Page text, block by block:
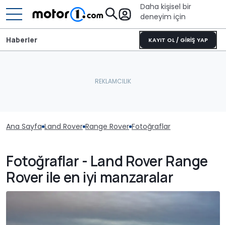
Daha kişisel bir
deneyim için
KAYIT OL / GİRİŞ YAP
Haberler
Ana Sayfa Land Rover Range Rover Fotoğraflar
Fotoğraflar - Land Rover Range
Rover ile en iyi manzaralar